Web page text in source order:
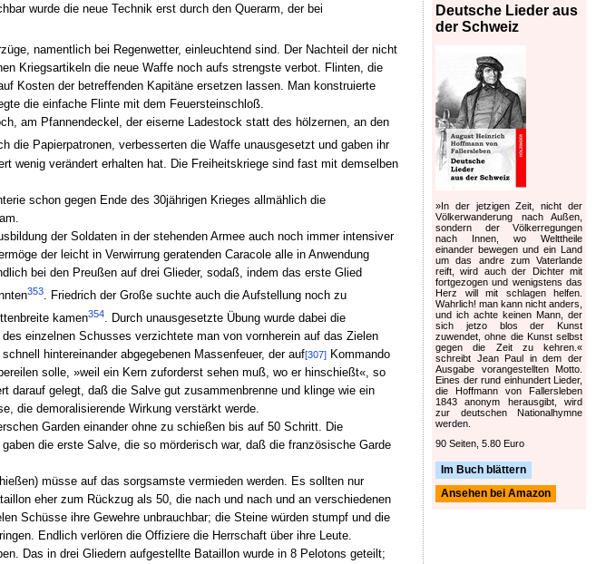
wurde die neue Technik erst durch den Querarm, der bei
namentlich bei Regenwetter, einleuchtend sind. Der Nachteil der nicht
Kriegsartikeln die neue Waffe noch aufs strengste verbot. Flinten, die
Kosten der betreffenden Kapitäne ersetzen lassen. Man konstruierte
die einfache Flinte mit dem Feuersteinschloß.
am Pfannendeckel, der eiserne Ladestock statt des hölzernen, an den
die Papierpatronen, verbesserten die Waffe unausgesetzt und gaben ihr
wenig verändert erhalten hat. Die Freiheitskriege sind fast mit demselben
schon gegen Ende des 30jährigen Krieges allmählich die
der Soldaten in der stehenden Armee auch noch immer intensiver
der leicht in Verwirrung geratenden Caracole alle in Anwendung
bei den Preußen auf drei Glieder, sodaß, indem das erste Glied
353. Friedrich der Große suchte auch die Aufstellung noch zu
kamen354. Durch unausgesetzte Übung wurde dabei die
einzelnen Schusses verzichtete man von vornherein auf das Zielen
hintereinander abgegebenen Massenfeuer, der auf[307]Kommando
solle, »weil ein Kern zuforderst sehen muß, wo er hinschießt«, so
darauf gelegt, daß die Salve gut zusammenbrenne und klinge wie ein
die demoralisierende Wirkung verstärkt werde.
Garden einander ohne zu schießen bis auf 50 Schritt. Die
die erste Salve, die so mörderisch war, daß die französische Garde
müsse auf das sorgsamste vermieden werden. Es sollten nur
eher zum Rückzug als 50, die nach und nach und an verschiedenen
Schüsse ihre Gewehre unbrauchbar; die Steine würden stumpf und die
Endlich verlören die Offiziere die Herrschaft über ihre Leute.
Das in drei Gliedern aufgestellte Bataillon wurde in 8 Pelotons geteilt;
Deutsche Lieder aus
der Schweiz
»In der jetzigen Zeit, nicht der
Völkerwanderung nach Außen,
sondern der Völkerregungen
nach Innen, wo Welttheile
einander bewegen und ein Land
um das andre zum Vaterlande
reift, wird auch der Dichter mit
fortgezogen und wenigstens das
Herz will mit schlagen helfen.
Wahrlich! man kann nicht anders,
und ich achte keinen Mann, der
sich jetzo blos der Kunst
zuwendet, ohne die Kunst selbst
gegen die Zeit zu kehren.«
schreibt Jean Paul in dem der
Ausgabe vorangestellten Motto.
Eines der rund einhundert Lieder,
die Hoffmann von Fallersleben
1843 anonym herausgibt, wird
zur deutschen Nationalhymne
werden.
90 Seiten, 5.80 Euro
Im Buch blättern
Ansehen bei Amazon